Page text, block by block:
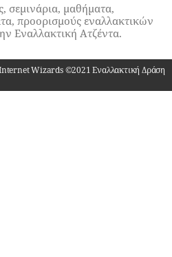
σεμινάρια, μαθήματα,
προορισμούς εναλλακτικών
Εναλλακτική Ατζέντα.
Wizards ©2021 Εναλλακτική Δράση